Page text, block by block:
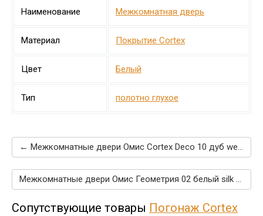
Наименование Межкомнатная дверь
Материал Покрытие Cortex
Цвет Белый
Тип полотно глухое
← Межкомнатные двери Омис Cortex Deco 10 дуб wenge
Межкомнатные двери Омис Геометрия 02 белый silk matt →
Сопутствующие товары Погонаж Cortex